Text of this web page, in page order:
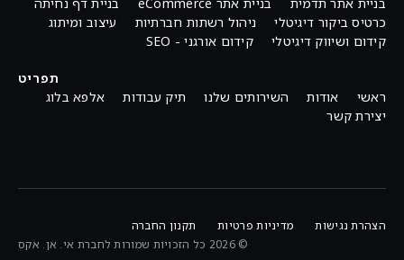
בניית אתר תדמית
בניית אתר eCommerce
בניית דף נחיתה
כרטיס ביקור דיגיטלי
ניהול רשתות חברתיות
עיצוב ומיתוג
קידום ושיווק דיגיטלי
קידום אורגני - SEO
תפריט
ראשי
אודות השירותים שלנו תיק עבודות
אלפא בלוג
יצירת קשר
הצהרת נגישות מדיניות פרטיות
תקנון החברה
© 2026 כל הזכויות שמורות לחברת אי. אן. אקס